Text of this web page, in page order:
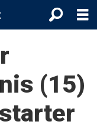
(15)